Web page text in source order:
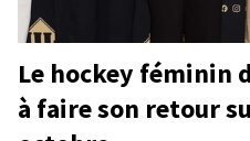
Le hockey féminin
à faire son retour